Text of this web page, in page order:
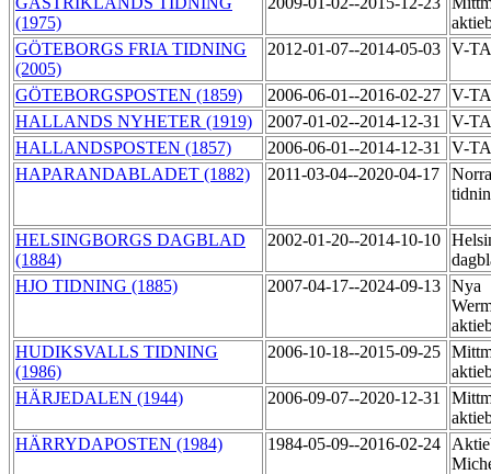
(1975)
GÖTEBORGS FRIA TIDNING
(2005)
2012-01-07--2014-05-03 V-
GÖTEBORGSPOSTEN (1859) 2006-06-01--2016-02-27 V-
HALLANDS NYHETER (1919)
2007-01-02--2014-12-31
V-
HALLANDSPOSTEN (1857)
2006-06-01--2014-12-31
V-
HAPARANDABLADET (1882)
2011-03-04--2020-04-17
HELSINGBORGS DAGBLAD
(1884)
2002-01-20--2014-10-10
HJO TIDNING (1885)
2007-04-17--2024-09-13 Nya
HUDIKSVALLS TIDNING
(1986)
2006-10-18--2015-09-25
HÄRJEDALEN (1944)
2006-09-07--2020-12-31
HÄRRYDAPOSTEN (1984)
1984-05-09--2016-02-24